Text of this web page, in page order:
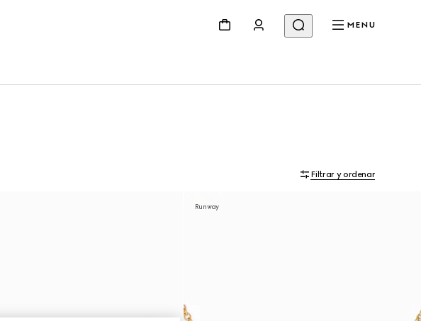
MENU
Filtrar y ordenar
Runway